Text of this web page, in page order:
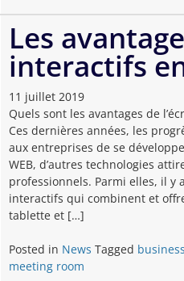
l’écran
interactif
Les
interactifs
11 juillet 2019
Quels sont les avantages de
Ces dernières années, les
aux entreprises de se
WEB, d’autres technologies
professionnels. Parmi elles, il y
interactifs qui combinent et
tablette et […]
Posted in News Tagged business
meeting room